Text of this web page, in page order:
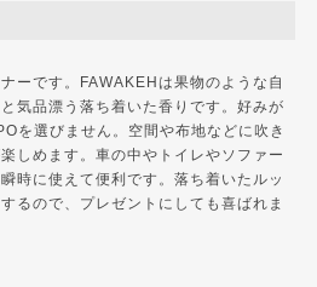
ーです。FAWAKEHは果物のような自
気品漂う落ち着いた香りです。好みが
を選びません。空間や布地などに吹き
しめます。車の中やトイレやソファー
時に使えて便利です。落ち着いたルッ
るので、プレゼントにしても喜ばれま